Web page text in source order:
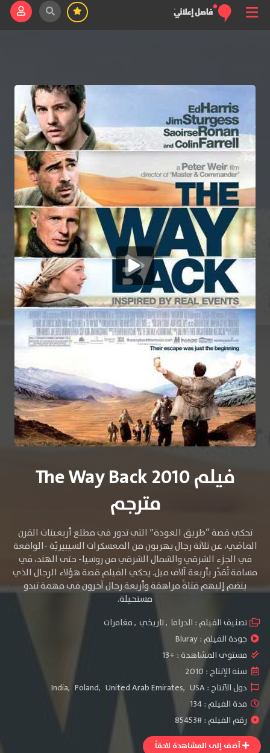
فيلم The Way Back 2010
مترجم
تحكي قصة “طريق العودة” التي تدور في مطلع أربعينات القرن
الماضي، عن ثلاثة رجال يهربون من المعسكرات السيبيريّة -الواقعة
في الجزء الشرقي والشمال الشرقي من روسيا- حتى الهند، في
مسافة تُقدّر بأربعة آلاف ميل. يحكي الفيلم قصة هؤلاء الرجال الذي
ينضم إليهم فتاةً مراهقة وأربعة رجال آخرون في مهمة تبدو
مستحيلة.
تصنيف الفيلم : الدراما ,تاريخي ,مغامرات
جودة الفيلم :Bluray
مستوى المشاهدة : +13
سنة الإنتاج : 2010
دول الأنتاج :
India, Poland, United Arab Emirates, USA
مدة الفيلم : 134
رقم الفيلم : #85453
أضف إلى المشاهدة لاحقاً